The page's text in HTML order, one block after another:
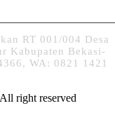
RT 001/004 Desa
Kabupaten Bekasi-
WA: 0821 1421
right reserved